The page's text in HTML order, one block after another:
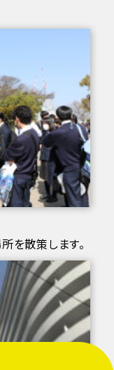
を散策します。